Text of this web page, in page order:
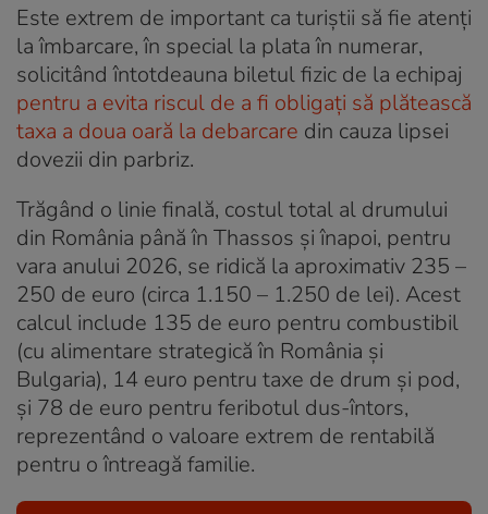
Este extrem de important ca turiștii să fie atenți
la îmbarcare, în special la plata în numerar,
solicitând întotdeauna biletul fizic de la echipaj
pentru a evita riscul de a fi obligați să plătească
taxa a doua oară la debarcare din cauza lipsei
dovezii din parbriz.
Trăgând o linie finală, costul total al drumului
din România până în Thassos și înapoi, pentru
vara anului 2026, se ridică la aproximativ 235 –
250 de euro (circa 1.150 – 1.250 de lei). Acest
calcul include 135 de euro pentru combustibil
(cu alimentare strategică în România și
Bulgaria), 14 euro pentru taxe de drum și pod,
și 78 de euro pentru feribotul dus-întors,
reprezentând o valoare extrem de rentabilă
pentru o întreagă familie.